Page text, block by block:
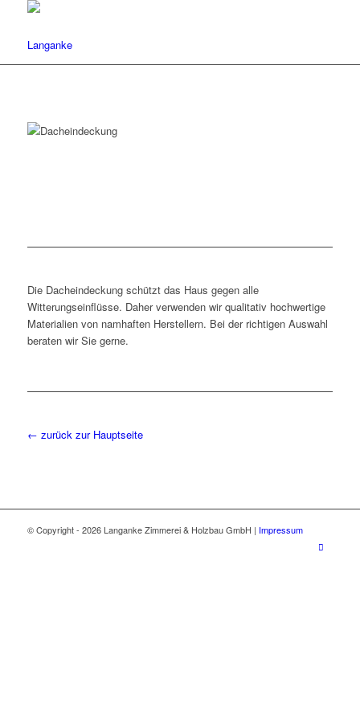
Die Dacheindeckung schützt das Haus gegen alle
Witterungseinflüsse. Daher verwenden wir qualitativ hochwertige
Materialien von namhaften Herstellern. Bei der richtigen Auswahl
beraten wir Sie gerne.
← zurück zur Hauptseite
© Copyright - 2026 Langanke Zimmerei & Holzbau GmbH | Impressum